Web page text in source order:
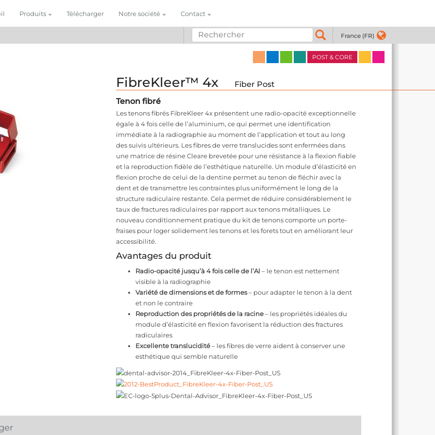
Produits Télécharger Notre société Contact
France (FR)
POST & CORE
FibreKleer™ 4x
Fiber Post
Tenon fibré
Les tenons fibrés FibreKleer 4x présentent une radio-opacité exceptionnelle
égale à 4 fois celle de l’aluminium, ce qui permet une identification
immédiate à la radiographie au moment de l’application et tout au long
des suivis ultérieurs. Les fibres de verre translucides sont enfermées dans
une matrice de résine Cleare brevetée pour une résistance à la flexion fiable
et la reproduction fidèle de l’esthétique naturelle. Un module d’élasticité en
flexion proche de celui de la dentine permet au tenon de fléchir avec la
dent et de transmettre les contraintes plus uniformément le long de la
structure radiculaire restante. Cela permet de réduire considérablement le
taux de fractures radiculaires par rapport aux tenons métalliques. Le
nouveau conditionnement pratique du kit de tenons comporte un porte-
fraises pour loger solidement les tenons et les forets tout en améliorant leur
accessibilité.
Avantages du produit
Radio-opacité jusqu’à 4 fois celle de l’Al – le tenon est nettement
visible à la radiographie
Variété de dimensions et de formes– pour adapter le tenon à la dent
et non le contraire
Reproduction des propriétés de la racine– les propriétés idéales du
module d’élasticité en flexion favorisent la réduction des fractures
radiculaires
Excellente translucidité– les fibres de verre aident à conserver une
esthétique qui semble naturelle